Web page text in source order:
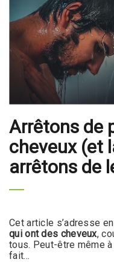
Arrêtons de
cheveux (et
arrêtons de
Cet article s’adresse
qui ont des cheveux,
tous. Peut-être même
fait…